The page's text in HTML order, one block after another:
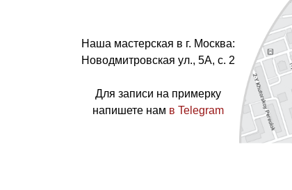
Наша мастерская в г. Москва:
Новодмитровская ул., 5А, с. 2
Для записи на примерку
напишете нам в Telegram